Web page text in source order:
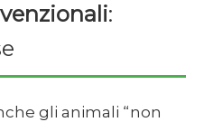
:
gli animali “non